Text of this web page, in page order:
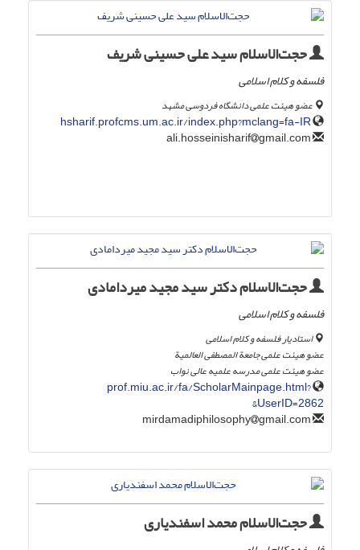
حجت‌الاسلام سید علی حسینی شریف
فلسفه و کلام اسلامی
عضو هیئت علمی دانشگاه فردوسی مشهد
hsharif.profcms.um.ac.ir/index.php?mclang=fa-IR
gmail.com
حجت‌الاسلام دکتر سید مجید میردامادی
فلسفه و کلام اسلامی
استادیار فلسفه و کلام اسلامی
عضو هیئت علمی جامعة المصطفی العالمیة
عضو هیئت علمی مدرسه علمیه عالی نواب
prof.miu.ac.ir/fa/ScholarMainpage.html?
UserID=2862&
gmail.com
حجت‌الاسلام محمد اسفندیاری